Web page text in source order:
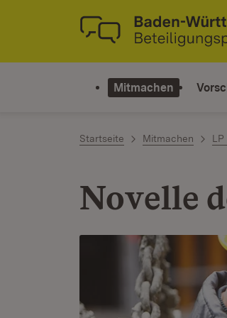
Zum Inhalt springen
Link zur Startseite
Mitmachen
Startseite Mitmachen LP
Novelle